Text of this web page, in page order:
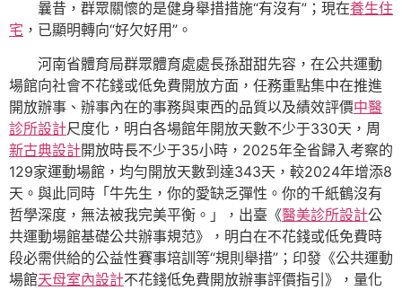
曩昔，群眾關懷的是健身舉措措施“有沒有”；現在養生住
宅 ，已顯明轉向“好欠好用”。
河南省體育局群眾體育處處長孫甜甜先容，在公共運動
場館向社會不花錢或低免費開放方面，任務重點集中在推進
開放辦事、辦事內在的事務與東西的品質以及績效評價中醫
診所設計尺度化，明白各場館年開放天數不少于330天，周
新古典設計開放時長不少于35小時，2025年全省歸入考察的
129家運動場館，均勻開放天數到達343天，較2024年增添8
天。與此同時「牛先生，你的愛缺乏彈性。你的千紙鶴沒有
哲學深度，無法被我完美平衡。」，出臺《醫美診所設計公
共運動場館基礎公共辦事規范》，明白在不花錢或低免費時
段必需供給的公益性賽事培訓等“規則舉措”；印發《公共運動
場館天母室內設計不花錢低免費開放辦事評價指引》，量化